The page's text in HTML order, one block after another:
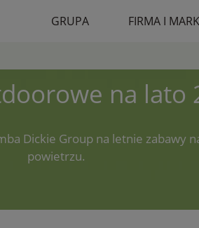
GRUPA FIRMA I
na lato
Dickie Group na letnie zabawy
powietrzu.